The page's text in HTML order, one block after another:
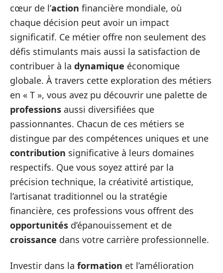
cœur de l’action financière mondiale, où
chaque décision peut avoir un impact
significatif. Ce métier offre non seulement des
défis stimulants mais aussi la satisfaction de
contribuer à la dynamique économique
globale. À travers cette exploration des métiers
en « T », vous avez pu découvrir une palette de
professions aussi diversifiées que
passionnantes. Chacun de ces métiers se
distingue par des compétences uniques et une
contribution significative à leurs domaines
respectifs. Que vous soyez attiré par la
précision technique, la créativité artistique,
l’artisanat traditionnel ou la stratégie
financière, ces professions vous offrent des
opportunités d’épanouissement et de
croissance dans votre carrière professionnelle.
Investir dans la formation et l’amélioration